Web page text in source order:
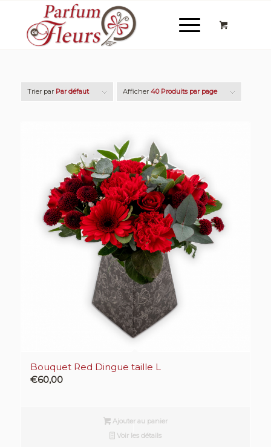
Trier par Par défaut Afficher 40 Produits par page
Bouquet Red Dingue taille L
€60,00
Ajouter au panier
Voir les détails